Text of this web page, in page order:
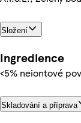
Složení
Ingredience
<5% neiontové
Skladování a příprava